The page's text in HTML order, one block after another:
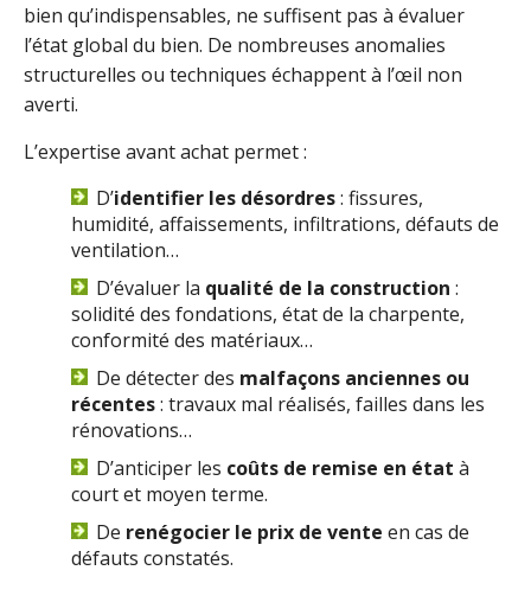
bien qu’indispensables, ne suffisent pas à évaluer
l’état global du bien. De nombreuses anomalies
structurelles ou techniques échappent à l’œil non
averti.
L’expertise avant achat permet :
D’identifier les désordres: fissures,
humidité, affaissements, infiltrations, défauts de
ventilation…
D’évaluer la qualité de la construction :
solidité des fondations, état de la charpente,
conformité des matériaux…
De détecter des malfaçons anciennes ou
récentes: travaux mal réalisés, failles dans les
rénovations…
D’anticiper les coûts de remise en état à
court et moyen terme.
De renégocier le prix de vente en cas de
défauts constatés.